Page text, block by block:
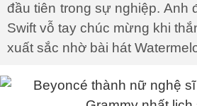
đầu tiên trong sự nghiệp. Anh
Swift vỗ tay chúc mừng khi
xuất sắc nhờ bài hát